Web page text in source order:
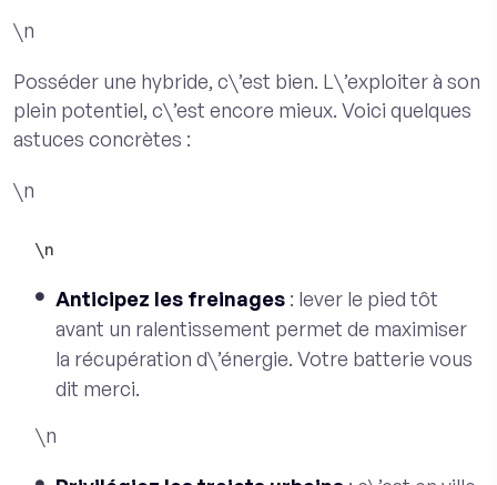
\n
Posséder une hybride, c\’est bien. L\’exploiter à son
plein potentiel, c\’est encore mieux. Voici quelques
astuces concrètes :
\n
\n
Anticipez les freinages : lever le pied tôt
avant un ralentissement permet de maximiser
la récupération d\’énergie. Votre batterie vous
dit merci.
\n